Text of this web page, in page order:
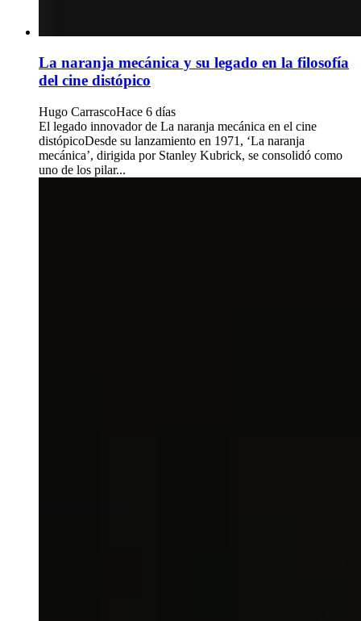
La naranja mecánica y su legado en la filosofía
del cine distópico
Hugo CarrascoHace 6 días
El legado innovador de La naranja mecánica en el cine
distópicoDesde su lanzamiento en 1971, ‘La naranja
mecánica’, dirigida por Stanley Kubrick, se consolidó como
uno de los pilar...